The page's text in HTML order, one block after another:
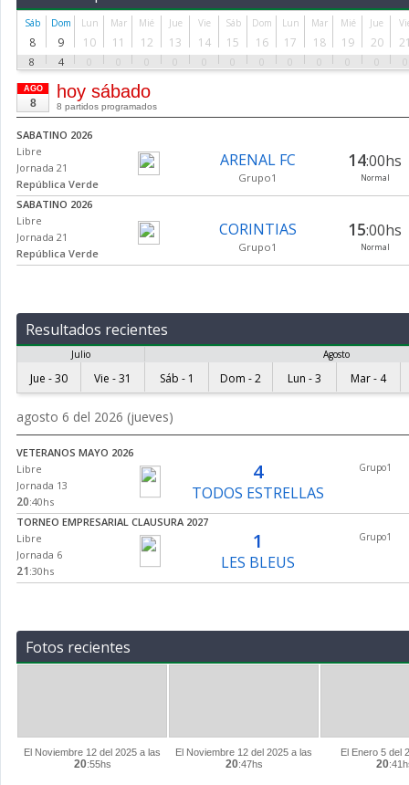
Sáb
8
8
Dom
9
4
Lun
10
0
Mar
11
0
Mié
12
0
Jue
13
0
Vie
14
0
Sáb
15
0
Dom
16
0
Lun
17
0
Mar
18
0
Mié
19
0
Jue
20
0 0
AGO
8
hoy sábado
8 partidos programados
SABATINO 2026
Libre
Jornada 21
República Verde
ARENAL FC
Grupo1
14:00hs
Normal
SABATINO 2026
Libre
Jornada 21
República Verde
CORINTIAS
Grupo1
15:00hs
Normal
República Verde
Grupo1 Normal
SABATINO 2026
Jornada 21
República Verde
Grupo1 Normal
SABATINO 2026
Libre
LOS DANDIS 17:30hs
SABATINO 2026
Libre
Jornada 21
SABATINO 2026
Libre
Jornada 21
Libre
Jornada 21
Grupo1 Normal
Resultados recientes
Julio Agosto
Jue - 30 Vie - 31 Sáb - 1 Dom - 2 Lun - 3 Mar - 4
agosto 6 del 2026 (jueves)
VETERANOS MAYO 2026
Libre
Jornada 13
20:40hs
4
TODOS ESTRELLAS
Grupo1
TORNEO EMPRESARIAL CLAUSURA 2027
Libre
Jornada 6
21 :30hs
1
LES BLEUS
Grupo1
22:20hs IPG
Fotos recientes
El Noviembre 12 del 2025 a las
20:55hs
El Noviembre 12 del 2025 a las
20:47hs
El Enero 5 del
20